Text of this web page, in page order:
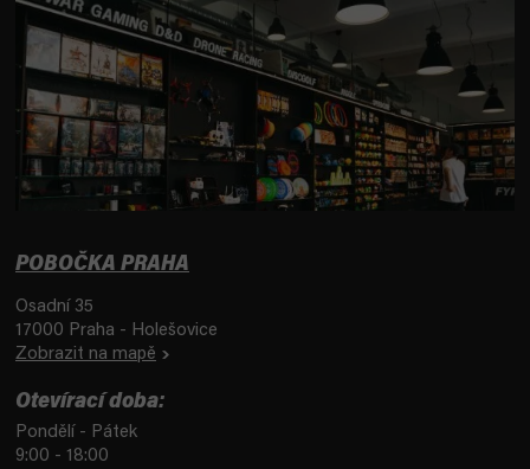
POBOČKA PRAHA
Osadní 35
17000 Praha - Holešovice
Zobrazit na mapě
Otevírací doba:
Pondělí - Pátek
9:00 - 18:00